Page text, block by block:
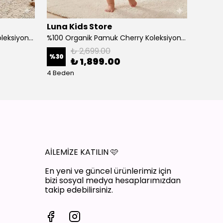
%100 Organik Pamuk Cherry Koleksiyon 3'lü Takım Bordo
Luna Kids Store
%100 Organik Pamuk Cherry Koleksiyon 3'lü Takım Ekru
%30 ₺ 2,699.00
₺ 1,899.00
4 Beden
AİLEMİZE KATILIN🩷
En yeni ve güncel ürünlerimiz için
bizi sosyal medya hesaplarımızdan
takip edebilirsiniz.